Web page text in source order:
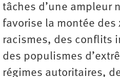
tâches d’une ampleur
favorise la montée
racismes, des conflits
des populismes
régimes autoritaires,